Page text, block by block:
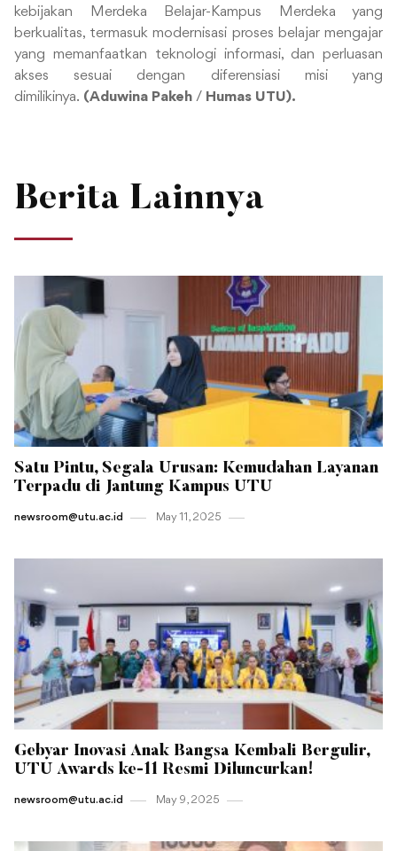
kebijakan Merdeka Belajar-Kampus Merdeka yang
berkualitas, termasuk modernisasi proses belajar mengajar
yang memanfaatkan teknologi informasi, dan perluasan
akses sesuai dengan diferensiasi misi yang
dimilikinya. (Aduwina Pakeh / Humas UTU).
Berita Lainnya
Satu Pintu, Segala Urusan: Kemudahan Layanan
Terpadu di Jantung Kampus UTU
newsroom@utu.ac.id May 11 , 2025
Gebyar Inovasi Anak Bangsa Kembali Bergulir,
UTU Awards ke-11 Resmi Diluncurkan!
newsroom@utu.ac.id May 9 , 2025